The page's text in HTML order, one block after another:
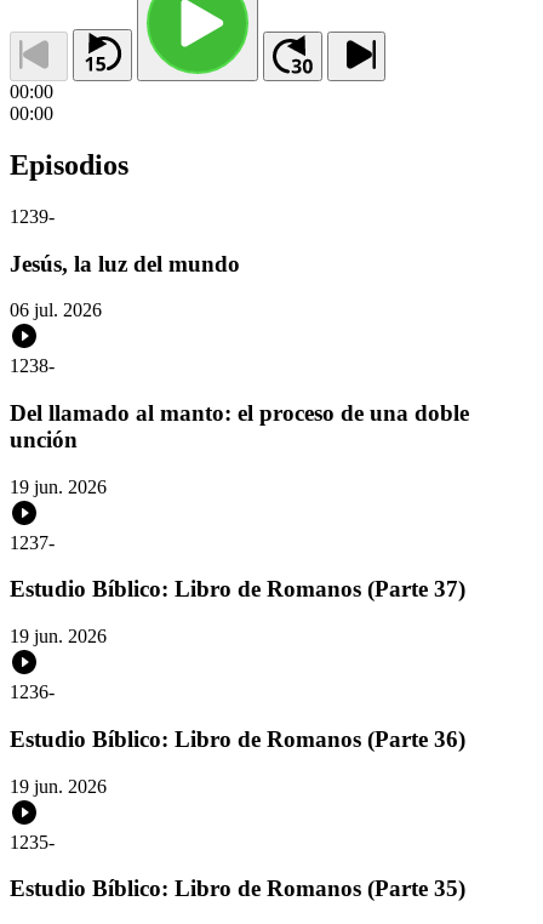
00:00
00:00
Episodios
1239-
Jesús, la luz del mundo
06 jul. 2026
1238-
Del llamado al manto: el proceso de una doble
unción
19 jun. 2026
1237-
Estudio Bíblico: Libro de Romanos (Parte 37)
19 jun. 2026
1236-
Estudio Bíblico: Libro de Romanos (Parte 36)
19 jun. 2026
1235-
Estudio Bíblico: Libro de Romanos (Parte 35)